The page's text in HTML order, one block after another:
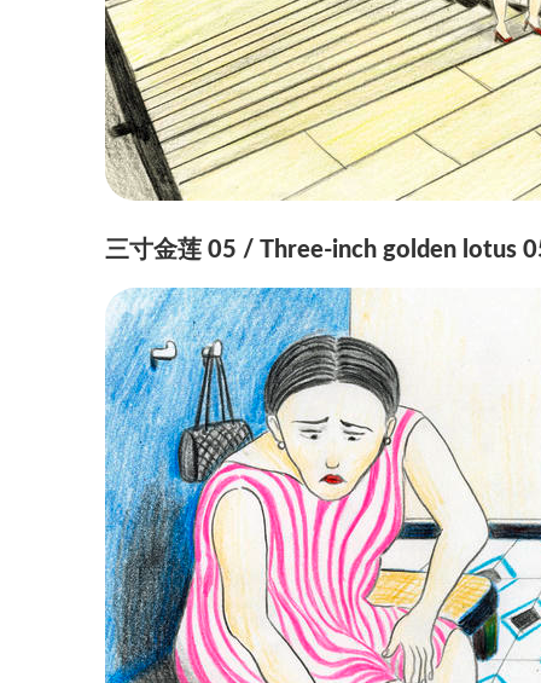
三寸金莲 05 / Three-inch golden lotus